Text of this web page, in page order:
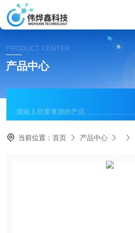
PRODUCT CENTER
产品中心
当前位置：首页 产品中心